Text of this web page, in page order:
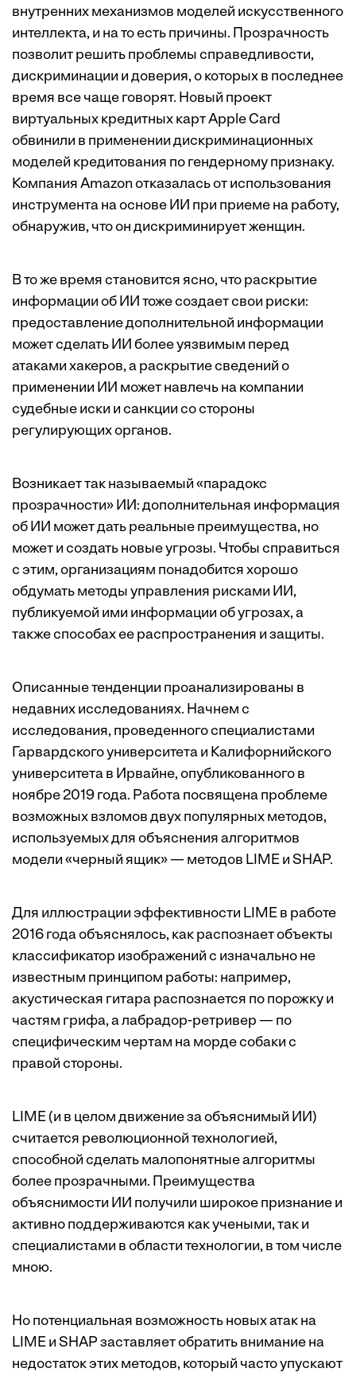
внутренних механизмов моделей искусственного
интеллекта, и на то есть причины. Прозрачность
позволит решить проблемы справедливости,
дискриминации и доверия, о которых в последнее
время все чаще говорят. Новый проект
виртуальных кредитных карт Apple Card
обвинили в применении дискриминационных
моделей кредитования по гендерному признаку.
Компания Amazonотказалась от использования
инструмента на основе ИИ при приеме на работу,
обнаружив, что он дискриминирует женщин.
В то же время становится ясно, что раскрытие
информации об ИИ тоже создает свои риски:
предоставление дополнительной информации
может сделать ИИ более уязвимым перед
атаками хакеров, а раскрытие сведений о
применении ИИ может навлечь на компании
судебные иски и санкции со стороны
регулирующих органов.
Возникает так называемый «парадокс
прозрачности» ИИ: дополнительная информация
об ИИ может дать реальные преимущества, но
может и создать новые угрозы. Чтобы справиться
с этим, организациям понадобится хорошо
обдумать методы управления рисками ИИ,
публикуемой ими информации об угрозах, а
также способах ее распространения и защиты.
Описанные тенденции проанализированы в
недавних исследованиях. Начнем с
исследования, проведенного специалистами
Гарвардского университета и Калифорнийского
университета в Ирвайне, опубликованного в
ноябре 2019 года. Работа посвящена проблеме
возможных взломов двух популярных методов,
используемых для объяснения алгоритмов
модели «черный ящик» — методов LIME и SHAP.
Для иллюстрации эффективности LIME в работе
2016 годаобъяснялось, как распознает объекты
классификатор изображений с изначально не
известным принципом работы: например,
акустическая гитара распознается по порожку и
частям грифа, а лабрадор-ретривер — по
специфическим чертам на морде собаки с
правой стороны.
LIME (и в целом движение за объяснимый ИИ)
считается революционной технологией,
способной сделать малопонятные алгоритмы
более прозрачными. Преимущества
объяснимости ИИ получили широкое признание и
активно поддерживаются как учеными, так и
специалистами в области технологии, в том числе
мною.
Но потенциальная возможность новых атак на
LIME и SHAP заставляет обратить внимание на
недостаток этих методов, который часто упускают